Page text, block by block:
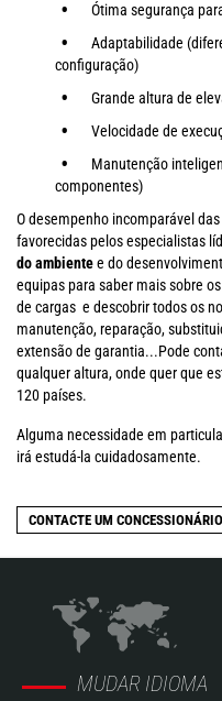
Ótima segurança
Adaptabilidade
configuração)
Grande altura de
Velocidade de
Manutenção
componentes)
O desempenho incomparável
favorecidas pelos especialistas
do ambientee do
equipas para saber mais sobre
de cargas e descobrir todos os
manutenção, reparação,
extensão de garantia...Pode
qualquer altura, onde quer que
120 países.
Alguma necessidade em
irá estudá-la cuidadosamente.
CONTACTE UM CONCESSIONÁRIO
MUDAR IDIOMA